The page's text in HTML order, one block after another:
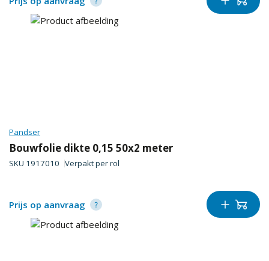
Pandser
Bouwfolie dikte 0,15 50x2 meter
SKU 1917010 Verpakt perrol
Prijs op aanvraag